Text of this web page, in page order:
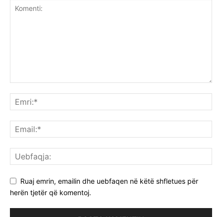
Ruaj emrin, emailin dhe uebfaqen në këtë shfletues për
herën tjetër që komentoj.